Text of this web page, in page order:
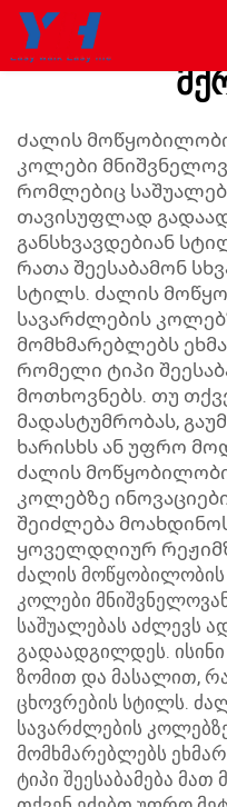
ძალის
Ძალის
კოლები
რომლებიც
თავისუფლად
განსხვავდებიან
რათა შეესაბამონ
სტილს. ძალის
სავარძლების
მომხმარებლებს
რომელი ტიპი
მოთხოვნებს. თუ
მადასტუმრობას,
ხარისხს ან უფრო
ძალის
კოლებზე
შეიძლება
ყოველდღიურ
ძალის მოწყობილობის
კოლები
საშუალებას აძლევს
გადაადგილდეს.
ზომით და მასალით,
ცხოვრების სტილს.
სავარძლების
მომხმარებლებს
ტიპი შეესაბამება